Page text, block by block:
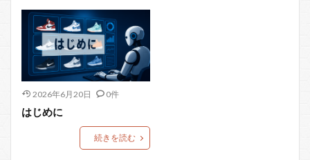
2026年6月20日 0件
はじめに
続きを読む